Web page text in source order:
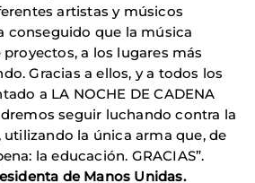
artistas y músicos
conseguido que la música
a los lugares más
Gracias a ellos, y a todos los
a LA NOCHE DE CADENA
seguir luchando contra la
utilizando la única arma que, de
la educación. GRACIAS”.
de Manos Unidas.